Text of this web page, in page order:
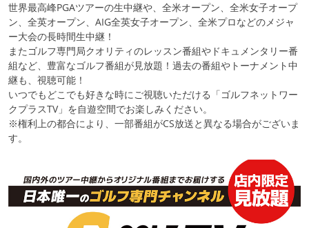
世界最高峰PGAツアーの生中継や、全米オープン、全米女子オープ
ン、全英オープン、AIG全英女子オープン、全米プロなどのメジャ
ー大会の長時間生中継！
またゴルフ専門局クオリティのレッスン番組やドキュメンタリー番
組など、豊富なゴルフ番組が見放題！過去の番組やトーナメント中
継も、視聴可能！
いつでもどこでも好きな時にご視聴いただける「ゴルフネットワー
クプラスTV」を自遊空間でお楽しみください。
※権利上の都合により、一部番組がCS放送と異なる場合がございま
す。